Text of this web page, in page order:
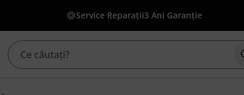
Service Reparații3 Ani Garanție